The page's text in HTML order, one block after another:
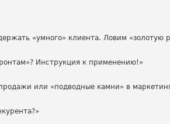
«умного» клиента. Ловим «золотую
Инструкция к применению!»
или «подводные камни» в